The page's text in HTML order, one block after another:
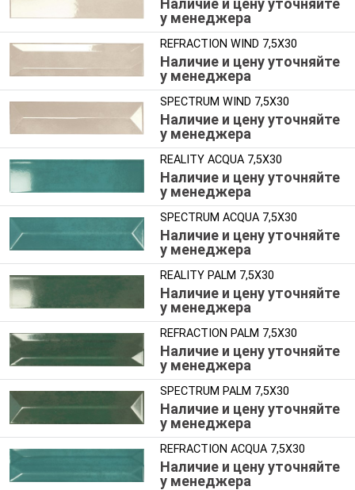
Наличие и цену уточняйте
у менеджера
REFRACTION WIND 7,5X30
Наличие и цену уточняйте
у менеджера
SPECTRUM WIND 7,5X30
Наличие и цену уточняйте
у менеджера
REALITY ACQUA 7,5X30
Наличие и цену уточняйте
у менеджера
SPECTRUM ACQUA 7,5X30
Наличие и цену уточняйте
у менеджера
REALITY PALM 7,5X30
Наличие и цену уточняйте
у менеджера
REFRACTION PALM 7,5X30
Наличие и цену уточняйте
у менеджера
SPECTRUM PALM 7,5X30
Наличие и цену уточняйте
у менеджера
REFRACTION ACQUA 7,5X30
Наличие и цену уточняйте
у менеджера